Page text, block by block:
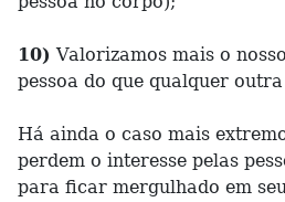
10) Valorizamos mais o
pessoa do que qualquer
Há ainda o caso mais
perdem o interesse pelas
para ficar mergulhado em